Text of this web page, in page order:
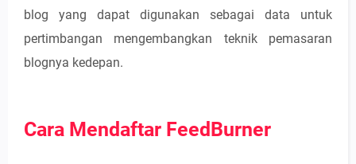
blog yang dapat digunakan sebagai data untuk
pertimbangan mengembangkan teknik pemasaran
blognya kedepan.
Cara Mendaftar FeedBurner